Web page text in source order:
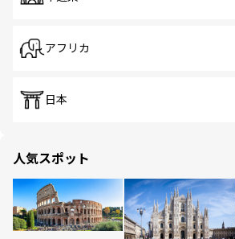
アフリカ
日本
人気スポット